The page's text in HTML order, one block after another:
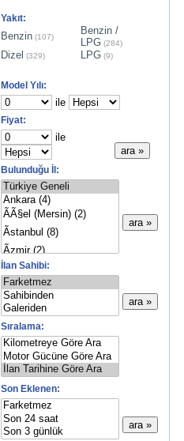
Yakıt:
Benzin (107)
Benzin /
LPG (284)
Dizel (329) LPG (9)
Model Yılı:
ile
Fiyat:
ile
Bulunduğu İl:
İlan Sahibi:
Sıralama:
Son Eklenen: